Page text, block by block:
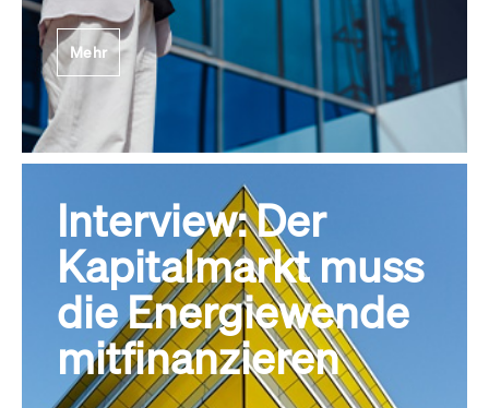
Mehr
Interview: Der
Kapitalmarkt muss
die Energiewende
mitfinanzieren